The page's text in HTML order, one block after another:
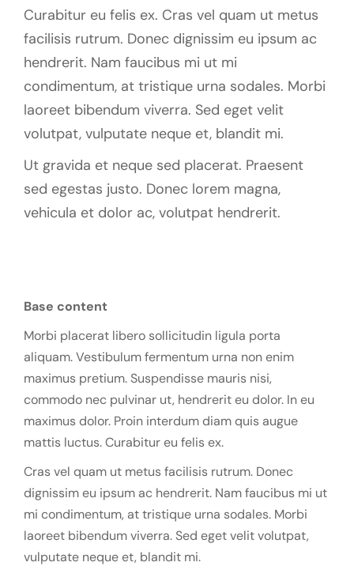
Curabitur eu felis ex. Cras vel quam ut metus
facilisis rutrum. Donec dignissim eu ipsum ac
hendrerit. Nam faucibus mi ut mi
condimentum, at tristique urna sodales. Morbi
laoreet bibendum viverra. Sed eget velit
volutpat, vulputate neque et, blandit mi.
Ut gravida et neque sed placerat. Praesent
sed egestas justo. Donec lorem magna,
vehicula et dolor ac, volutpat hendrerit.
Base content
Morbi placerat libero sollicitudin ligula porta
aliquam. Vestibulum fermentum urna non enim
maximus pretium. Suspendisse mauris nisi,
commodo nec pulvinar ut, hendrerit eu dolor. In eu
maximus dolor. Proin interdum diam quis augue
mattis luctus. Curabitur eu felis ex.
Cras vel quam ut metus facilisis rutrum. Donec
dignissim eu ipsum ac hendrerit. Nam faucibus mi ut
mi condimentum, at tristique urna sodales. Morbi
laoreet bibendum viverra. Sed eget velit volutpat,
vulputate neque et, blandit mi.